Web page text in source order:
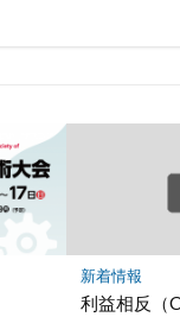
新着情報
利益相反（